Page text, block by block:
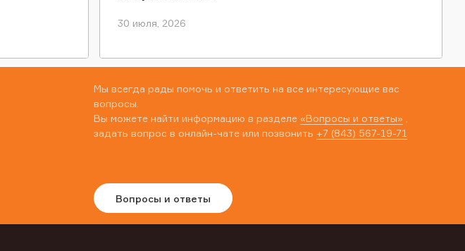
30 июля, 2026
Мы всегда рады помочь и ответить на все интересующие вас
вопросы.
Вы можете найти информацию в разделе «Вопросы и ответы»
задать вопрос в онлайн-чате или позвонить +7 (843) 567-19-71
Вопросы и ответы